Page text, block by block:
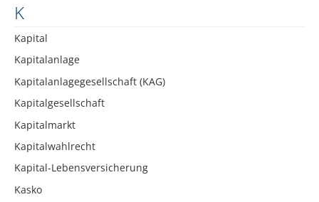
K
Kapital
Kapitalanlage
Kapitalanlagegesellschaft (KAG)
Kapitalgesellschaft
Kapitalmarkt
Kapitalwahlrecht
Kapital-Lebensversicherung
Kasko